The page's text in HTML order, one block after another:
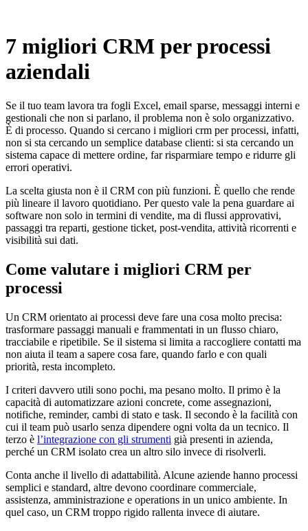
7 migliori CRM per processi
aziendali
Se il tuo team lavora tra fogli Excel, email sparse, messaggi interni e
gestionali che non si parlano, il problema non è solo organizzativo.
È di processo. Quando si cercano i migliori crm per processi, infatti,
non si sta cercando un semplice database clienti: si sta cercando un
sistema capace di mettere ordine, far risparmiare tempo e ridurre gli
errori operativi.
La scelta giusta non è il CRM con più funzioni. È quello che rende
più lineare il lavoro quotidiano. Per questo vale la pena guardare ai
software non solo in termini di vendite, ma di flussi approvativi,
passaggi tra reparti, gestione ticket, post-vendita, attività ricorrenti e
visibilità sui dati.
Come valutare i migliori CRM per
processi
Un CRM orientato ai processi deve fare una cosa molto precisa:
trasformare passaggi manuali e frammentati in un flusso chiaro,
tracciabile e ripetibile. Se il sistema si limita a raccogliere contatti ma
non aiuta il team a sapere cosa fare, quando farlo e con quali
priorità, resta incompleto.
I criteri davvero utili sono pochi, ma pesano molto. Il primo è la
capacità di automatizzare azioni concrete, come assegnazioni,
notifiche, reminder, cambi di stato e task. Il secondo è la facilità con
cui il team può usarlo senza dipendere ogni volta da un tecnico. Il
terzo è l’integrazione con gli strumenti già presenti in azienda,
perché un CRM isolato crea un altro silo invece di risolverli.
Conta anche il livello di adattabilità. Alcune aziende hanno processi
semplici e standard, altre devono coordinare commerciale,
assistenza, amministrazione e operations in un unico ambiente. In
quel caso, un CRM troppo rigido rallenta invece di aiutare.